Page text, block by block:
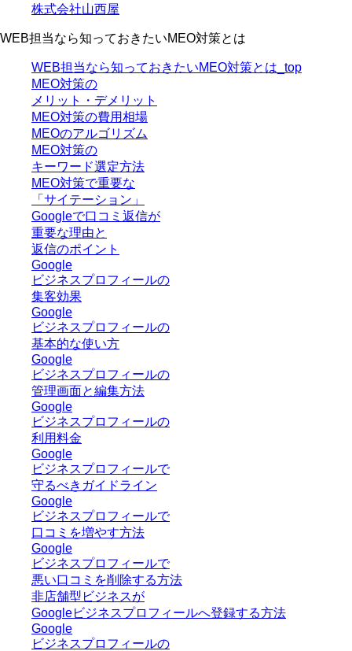
株式会社山西屋
WEB担当なら知っておきたいMEO対策とは
WEB担当なら知っておきたいMEO対策とは_top
MEO対策の
メリット・デメリット
MEO対策の費用相場
MEOのアルゴリズム
MEO対策の
キーワード選定方法
MEO対策で重要な
「サイテーション」
Googleで口コミ返信が
重要な理由と
返信のポイント
Google
ビジネスプロフィールの
集客効果
Google
ビジネスプロフィールの
基本的な使い方
Google
ビジネスプロフィールの
管理画面と編集方法
Google
ビジネスプロフィールの
利用料金
Google
ビジネスプロフィールで
守るべきガイドライン
Google
ビジネスプロフィールで
口コミを増やす方法
Google
ビジネスプロフィールで
悪い口コミを削除する方法
非店舗型ビジネスが
Googleビジネスプロフィールへ登録する方法
Google
ビジネスプロフィールの